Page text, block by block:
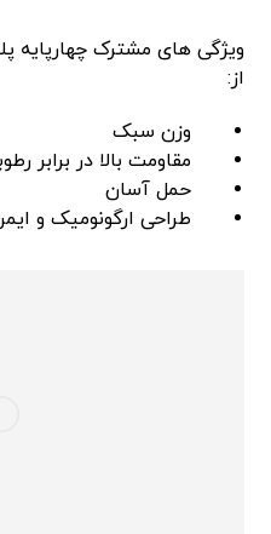
ویژگی های مشترک چهارپایه
از:
وزن سبک
مقاومت بالا در برابر
حمل آسان
طراحی ارگونومیک و